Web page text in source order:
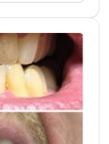
Его практика
и
Он
в